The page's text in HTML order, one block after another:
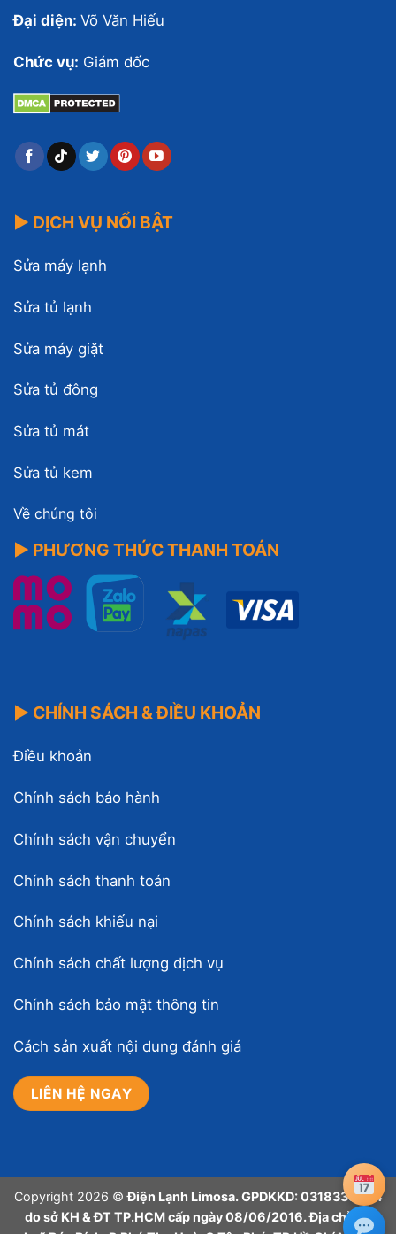
Đại diện: Võ Văn Hiếu
Chức vụ: Giám đốc
▶ DỊCH VỤ NỔI BẬT
Sửa máy lạnh
Sửa tủ lạnh
Sửa máy giặt
Sửa tủ đông
Sửa tủ mát
Sửa tủ kem
Về chúng tôi
▶ PHƯƠNG THỨC THANH TOÁN
▶ CHÍNH SÁCH & ĐIỀU KHOẢN
Điều khoản
Chính sách bảo hành
Chính sách vận chuyển
Chính sách thanh toán
Chính sách khiếu nại
Chính sách chất lượng dịch vụ
Chính sách bảo mật thông tin
Cách sản xuất nội dung đánh giá
LIÊN HỆ NGAY
Copyright 2026 ©Điện Lạnh Limosa. GPDKKD: 0318339394
do sở KH & ĐT TP.HCM cấp ngày 08/06/2016. Địa chỉ: 32